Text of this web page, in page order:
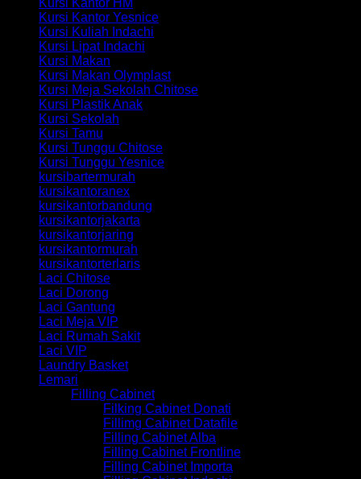
Kursi Kantor HM
Kursi Kantor Yesnice
Kursi Kuliah Indachi
Kursi Lipat Indachi
Kursi Makan
Kursi Makan Olymplast
Kursi Meja Sekolah Chitose
Kursi Plastik Anak
Kursi Sekolah
Kursi Tamu
Kursi Tunggu Chitose
Kursi Tunggu Yesnice
kursibartermurah
kursikantoranex
kursikantorbandung
kursikantorjakarta
kursikantorjaring
kursikantormurah
kursikantorterlaris
Laci Chitose
Laci Dorong
Laci Gantung
Laci Meja VIP
Laci Rumah Sakit
Laci VIP
Laundry Basket
Lemari
Filling Cabinet
Filking Cabinet Donati
Fillimg Cabinet Datafile
Filling Cabinet Alba
Filling Cabinet Frontline
Filling Cabinet Importa